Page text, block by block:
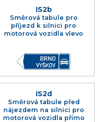
IS2b
Směrová tabule pro
příjezd k silnici pro
motorová vozidla vlevo
IS2d
Směrová tabule před
nájezdem na silnici pro
motorová vozidla přímo